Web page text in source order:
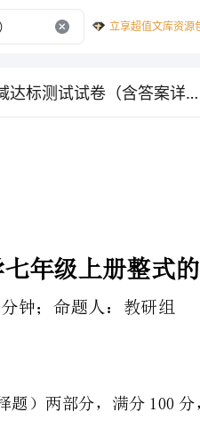
立享超值文库资源
达标测试重庆市大学城第一中学数学七年级上册整式的加减达标测试试卷（含答案详解）
1、本卷分第I卷（选择题）和第Ⅱ卷（非选择题）两部分，满分100分，考试时间90分钟
的答案；不准使用涂改液、胶带纸、修正带，不按以上要求作答的答案无效。